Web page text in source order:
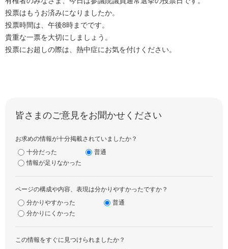
投票はもうお済みになりましたか。
投票時間は、午後8時までです。
貴重な一票を大切にしましょう。
投票にお超しの際は、熱中症にお気を付けください。
皆さまのご意見をお聞かせください
お求めの情報が十分掲載されていましたか？
十分だった
普通
情報が足りなかった
ページの構成や内容、表現は分かりやすかったですか？
分かりやすかった
普通
分かりにくかった
この情報をすぐに見つけられましたか？